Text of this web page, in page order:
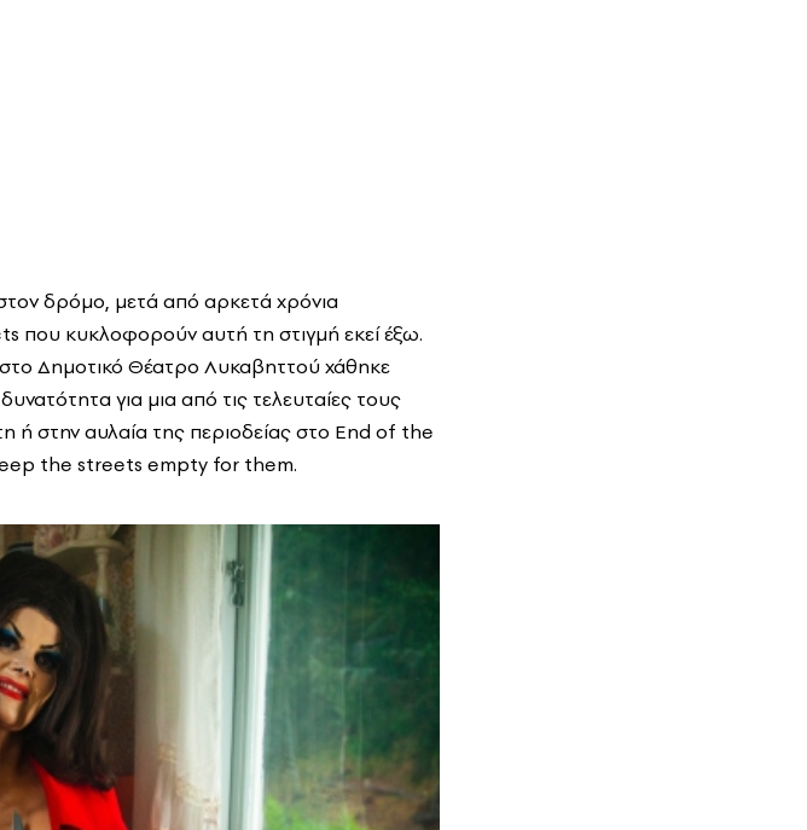
δρόμο, μετά από αρκετά χρόνια
που κυκλοφορούν αυτή τη στιγμή εκεί έξω.
Δημοτικό Θέατρο Λυκαβηττού χάθηκε
για μια από τις τελευταίες τους
ή στην αυλαία της περιοδείας στο End of the
the streets empty for them.